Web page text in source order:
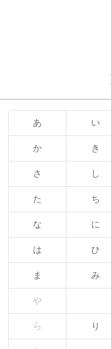
あ い
か き
さ し
た ち
な に
は ひ
ま み
や
ら り